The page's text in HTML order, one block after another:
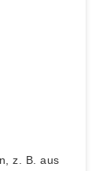
z. B. aus